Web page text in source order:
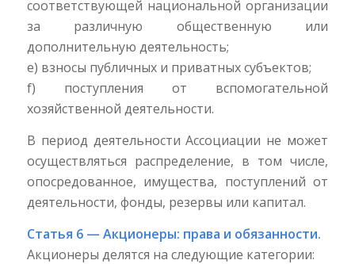
соответствующей национальной организации
за различную общественную или
дополнительную деятельность;
e) взносы публичных и приватных субъектов;
f) поступления от вспомогательной
хозяйственной деятельности.
В период деятельности Ассоциации не может
осуществляться распределение, в том числе,
опосредованное, имущества, поступлений от
деятельности, фонды, резервы или капитал.
Статья 6 — Акционеры: права и обязанности.
Акционеры делятся на следующие категории: